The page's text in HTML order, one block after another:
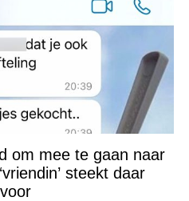
om mee te gaan naar
steekt daar